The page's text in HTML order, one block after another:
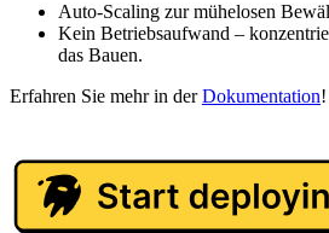
Auto-Scaling zur mühelosen
Kein Betriebsaufwand –
das Bauen.
Erfahren Sie mehr in derDokumentation!